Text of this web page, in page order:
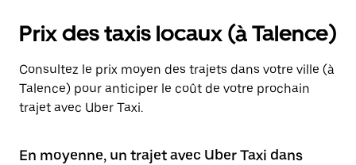
Prix des taxis locaux (à Talence)
Consultez le prix moyen des trajets dans votre ville (à
Talence) pour anticiper le coût de votre prochain
trajet avec Uber Taxi.
En moyenne, un trajet avec Uber Taxi dans